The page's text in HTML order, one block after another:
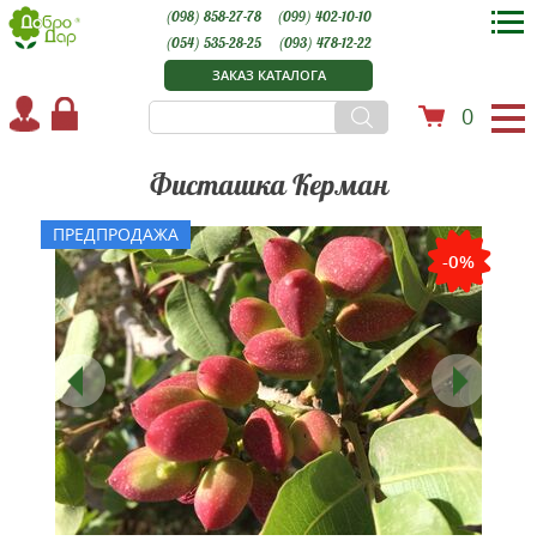
ЗАКАЗ КАТАЛОГА
0
(098) 858-27-78
(099) 402-10-10
(054) 535-28-25
(093) 478-12-22
Фисташка Керман
ПРЕДПРОДАЖА
-0%